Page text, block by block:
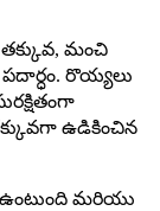
మంచి
రొయ్యలు
ఉడికించిన
మరియు